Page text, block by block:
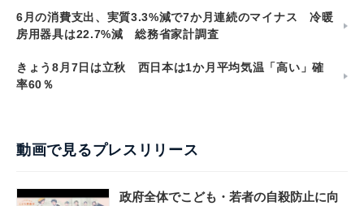
6月の消費支出、実質3.3%減で7か月連続のマイナス 冷暖
房用器具は22.7%減 総務省家計調査
きょう8月7日は立秋 西日本は1か月平均気温「高い」確
率60％
動画で見るプレスリリース
政府全体でこども・若者の自殺防止に向